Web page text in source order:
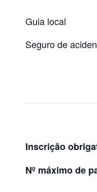
Guia local
Seguro de
Inscrição
Nº máximo de